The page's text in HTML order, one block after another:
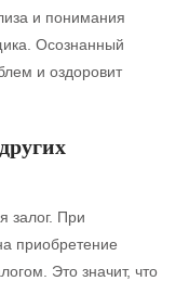
и понимания
Осознанный
и оздоровит
залог. При
приобретение
Это значит, что